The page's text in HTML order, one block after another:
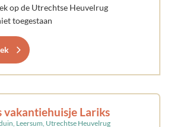
op de Utrechtse Heuvelrug
toegestaan
vakantiehuisje Lariks
Leersum, Utrechtse Heuvelrug